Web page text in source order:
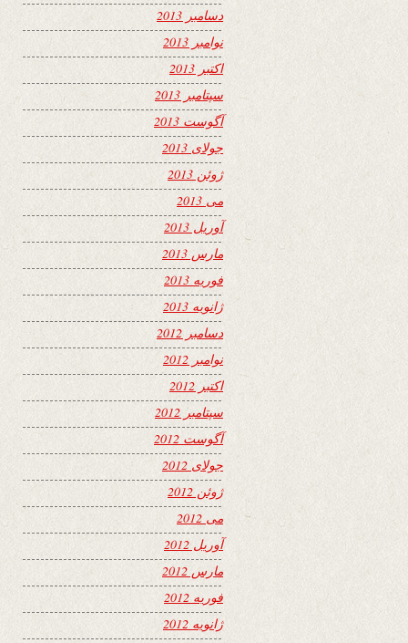
دسامبر 2013
نوامبر 2013
اکتبر 2013
سپتامبر 2013
آگوست 2013
جولای 2013
ژوئن 2013
می 2013
آوریل 2013
مارس 2013
فوریه 2013
ژانویه 2013
دسامبر 2012
نوامبر 2012
اکتبر 2012
سپتامبر 2012
آگوست 2012
جولای 2012
ژوئن 2012
می 2012
آوریل 2012
مارس 2012
فوریه 2012
ژانویه 2012